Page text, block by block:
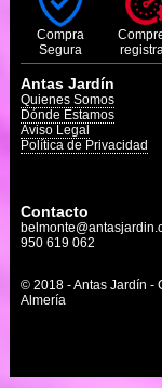
Compra
Segura
Antas Jardín
Quienes Somos
Dónde Estamos
Aviso Legal
Política de Privacidad
Contacto
950 619 062
© 2018 - Antas Jardín -
Almería